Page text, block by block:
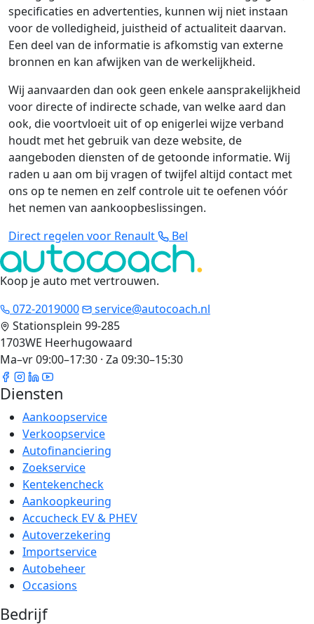
specificaties en advertenties, kunnen wij niet instaan
voor de volledigheid, juistheid of actualiteit daarvan.
Een deel van de informatie is afkomstig van externe
bronnen en kan afwijken van de werkelijkheid.
Wij aanvaarden dan ook geen enkele aansprakelijkheid
voor directe of indirecte schade, van welke aard dan
ook, die voortvloeit uit of op enigerlei wijze verband
houdt met het gebruik van deze website, de
aangeboden diensten of de getoonde informatie. Wij
raden u aan om bij vragen of twijfel altijd contact met
ons op te nemen en zelf controle uit te oefenen vóór
het nemen van aankoopbeslissingen.
Direct regelen voor Renault
Bel
Koop je auto met vertrouwen.
072-2019000
service@autocoach.nl
Stationsplein 99-285
1703WE Heerhugowaard
Ma–vr 09:00–17:30 · Za 09:30–15:30
Diensten
Aankoopservice
Verkoopservice
Autofinanciering
Zoekservice
Kentekencheck
Aankoopkeuring
Accucheck EV & PHEV
Autoverzekering
Importservice
Autobeheer
Occasions
Bedrijf